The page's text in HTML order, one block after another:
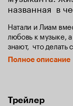
названная  в
Натали и Лиам
любовь к музыке,
знают,  что
музыкальной
готовы уступить ее
Полное описание
Трейлер